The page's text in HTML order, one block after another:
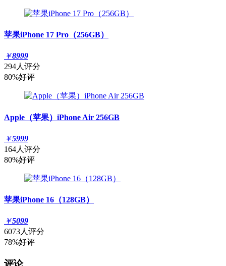
苹果iPhone 17 Pro（256GB）
￥8999
294人评分
80%好评
Apple（苹果）iPhone Air 256GB
￥5999
164人评分
80%好评
苹果iPhone 16（128GB）
￥5099
6073人评分
78%好评
评论